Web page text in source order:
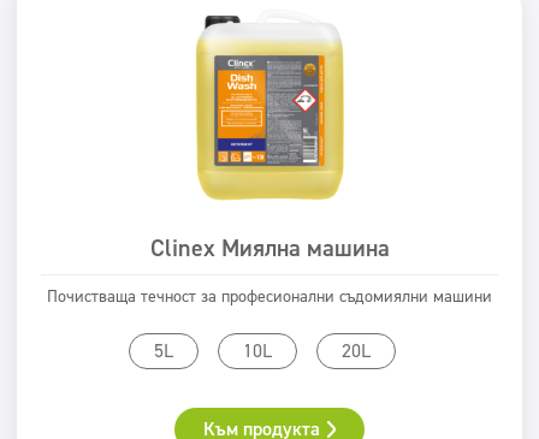
Clinex Миялна машина
Почистваща течност за професионални съдомиялни машини
5L 10L 20L
Към продукта